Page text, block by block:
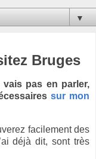
▼
Bruges
pas en parler,
sur mon
facilement des
déjà dit, sont très